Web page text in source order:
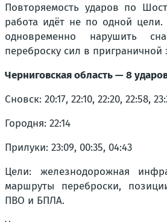
Повторяемость ударов по
работа идёт не по одной
одновременно нарушить
переброску сил в приграничной
Черниговская область — 8
Сновск: 20:17, 22:10, 22:20, 22:58,
Городня: 22:14
Прилуки: 23:09, 00:35, 04:43
Цели: железнодорожная
маршруты переброски,
ПВО и БПЛА.